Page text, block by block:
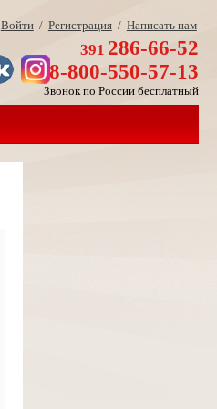
Войти/ Регистрация/ Написать нам
391 286-66-52
8-800-550-57-13
Звонок по России бесплатный